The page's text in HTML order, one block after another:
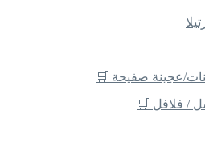
عجينة صفيحة 🛒
/ فلافل 🛒